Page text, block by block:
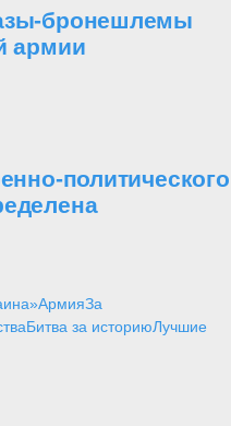
бронешлемы
армии
политического
АрмияЗа
Битва за историюЛучшие